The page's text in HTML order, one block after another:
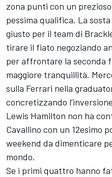
zona punti con un
pessima qualifica. La
giusto per il team di
tirare il fiato negoziando
per affrontare la seconda
maggiore tranquillità.
sulla Ferrari nella
concretizzando
Lewis Hamilton non ha
Cavallino con un 12esimo
weekend da dimenticare
mondo.
Se i primi quattro hanno